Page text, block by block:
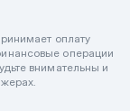
оплату
операции
внимательны и